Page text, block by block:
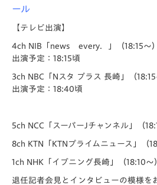
ール
【テレビ出演】
4ch NIB「news every．」（18:15～）
出演予定：18:15頃
3ch NBC「Nスタ プラス 長崎」（18:15
出演予定：18:40頃
5ch NCC「スーパーJチャンネル」（
8ch KTN「KTNプライムニュース」（
1ch NHK「イブニング長崎」（18:10～
退任記者会見とインタビューの模様を